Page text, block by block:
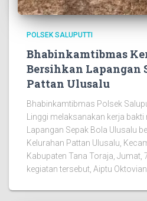
POLSEK SALUPUTTI
Bhabinkamtibmas
Bersihkan Lapangan
Pattan Ulusalu
Bhabinkamtibmas Polsek
Linggi melaksanakan kerja
Lapangan Sepak Bola Ulusalu
Kelurahan Pattan Ulusalu,
Kabupaten Tana Toraja, Jumat,
kegiatan tersebut, Aiptu